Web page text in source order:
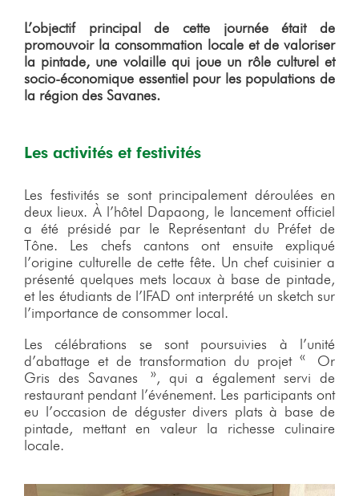
L’objectif principal de cette journée était de
promouvoir la consommation locale et de valoriser
la pintade, une volaille qui joue un rôle culturel et
socio-économique essentiel pour les populations de
la région des Savanes.
Les activités et festivités
Les festivités se sont principalement déroulées en
deux lieux. À l’hôtel Dapaong, le lancement officiel
a été présidé par le Représentant du Préfet de
Tône. Les chefs cantons ont ensuite expliqué
l’origine culturelle de cette fête. Un chef cuisinier a
présenté quelques mets locaux à base de pintade,
et les étudiants de l’IFAD ont interprété un sketch sur
l’importance de consommer local.
Les célébrations se sont poursuivies à l’unité
d’abattage et de transformation du projet « Or
Gris des Savanes », qui a également servi de
restaurant pendant l’événement. Les participants ont
eu l’occasion de déguster divers plats à base de
pintade, mettant en valeur la richesse culinaire
locale.